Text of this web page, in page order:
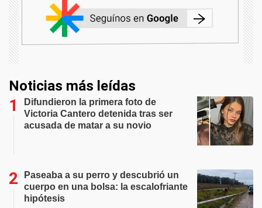
Noticias más leídas
Difundieron la primera foto de
Victoria Cantero detenida tras ser
acusada de matar a su novio
Paseaba a su perro y descubrió un
cuerpo en una bolsa: la escalofriante
hipótesis